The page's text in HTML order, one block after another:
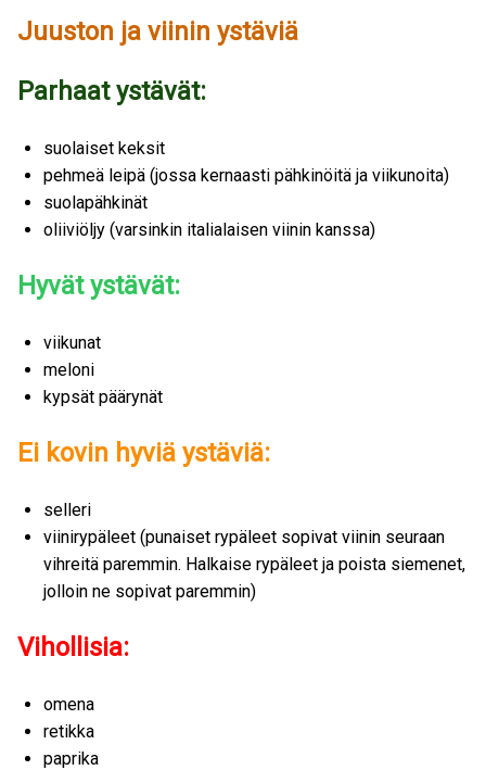
Juuston ja viinin ystäviä
Parhaat ystävät:
suolaiset keksit
pehmeä leipä (jossa kernaasti pähkinöitä ja viikunoita)
suolapähkinät
oliiviöljy (varsinkin italialaisen viinin kanssa)
Hyvät ystävät:
viikunat
meloni
kypsät päärynät
Ei kovin hyviä ystäviä:
selleri
viinirypäleet (punaiset rypäleet sopivat viinin seuraan
vihreitä paremmin. Halkaise rypäleet ja poista siemenet,
jolloin ne sopivat paremmin)
Vihollisia:
omena
retikka
paprika